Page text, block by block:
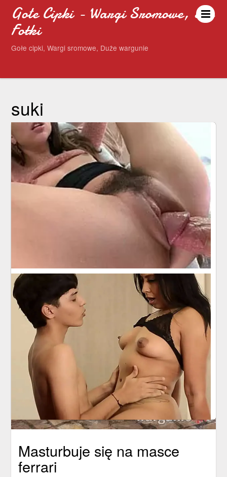
Gołe Cipki - Wargi Sromowe, Sex
Fotki
Gołe cipki, Wargi sromowe, Duże wargunie
suki
Masturbuje się na masce
ferrari